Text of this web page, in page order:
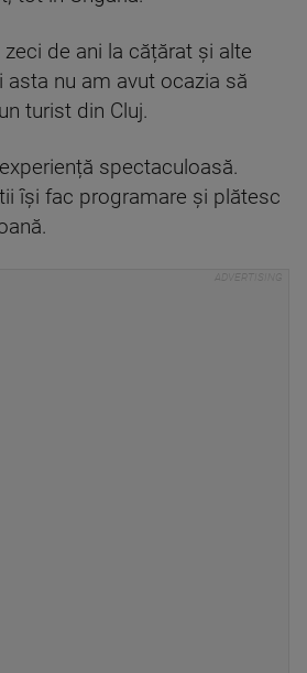
de ani la cățărat și alte
nu am avut ocazia să
turist din Cluj.
spectaculoasă.
își fac programare și plătesc